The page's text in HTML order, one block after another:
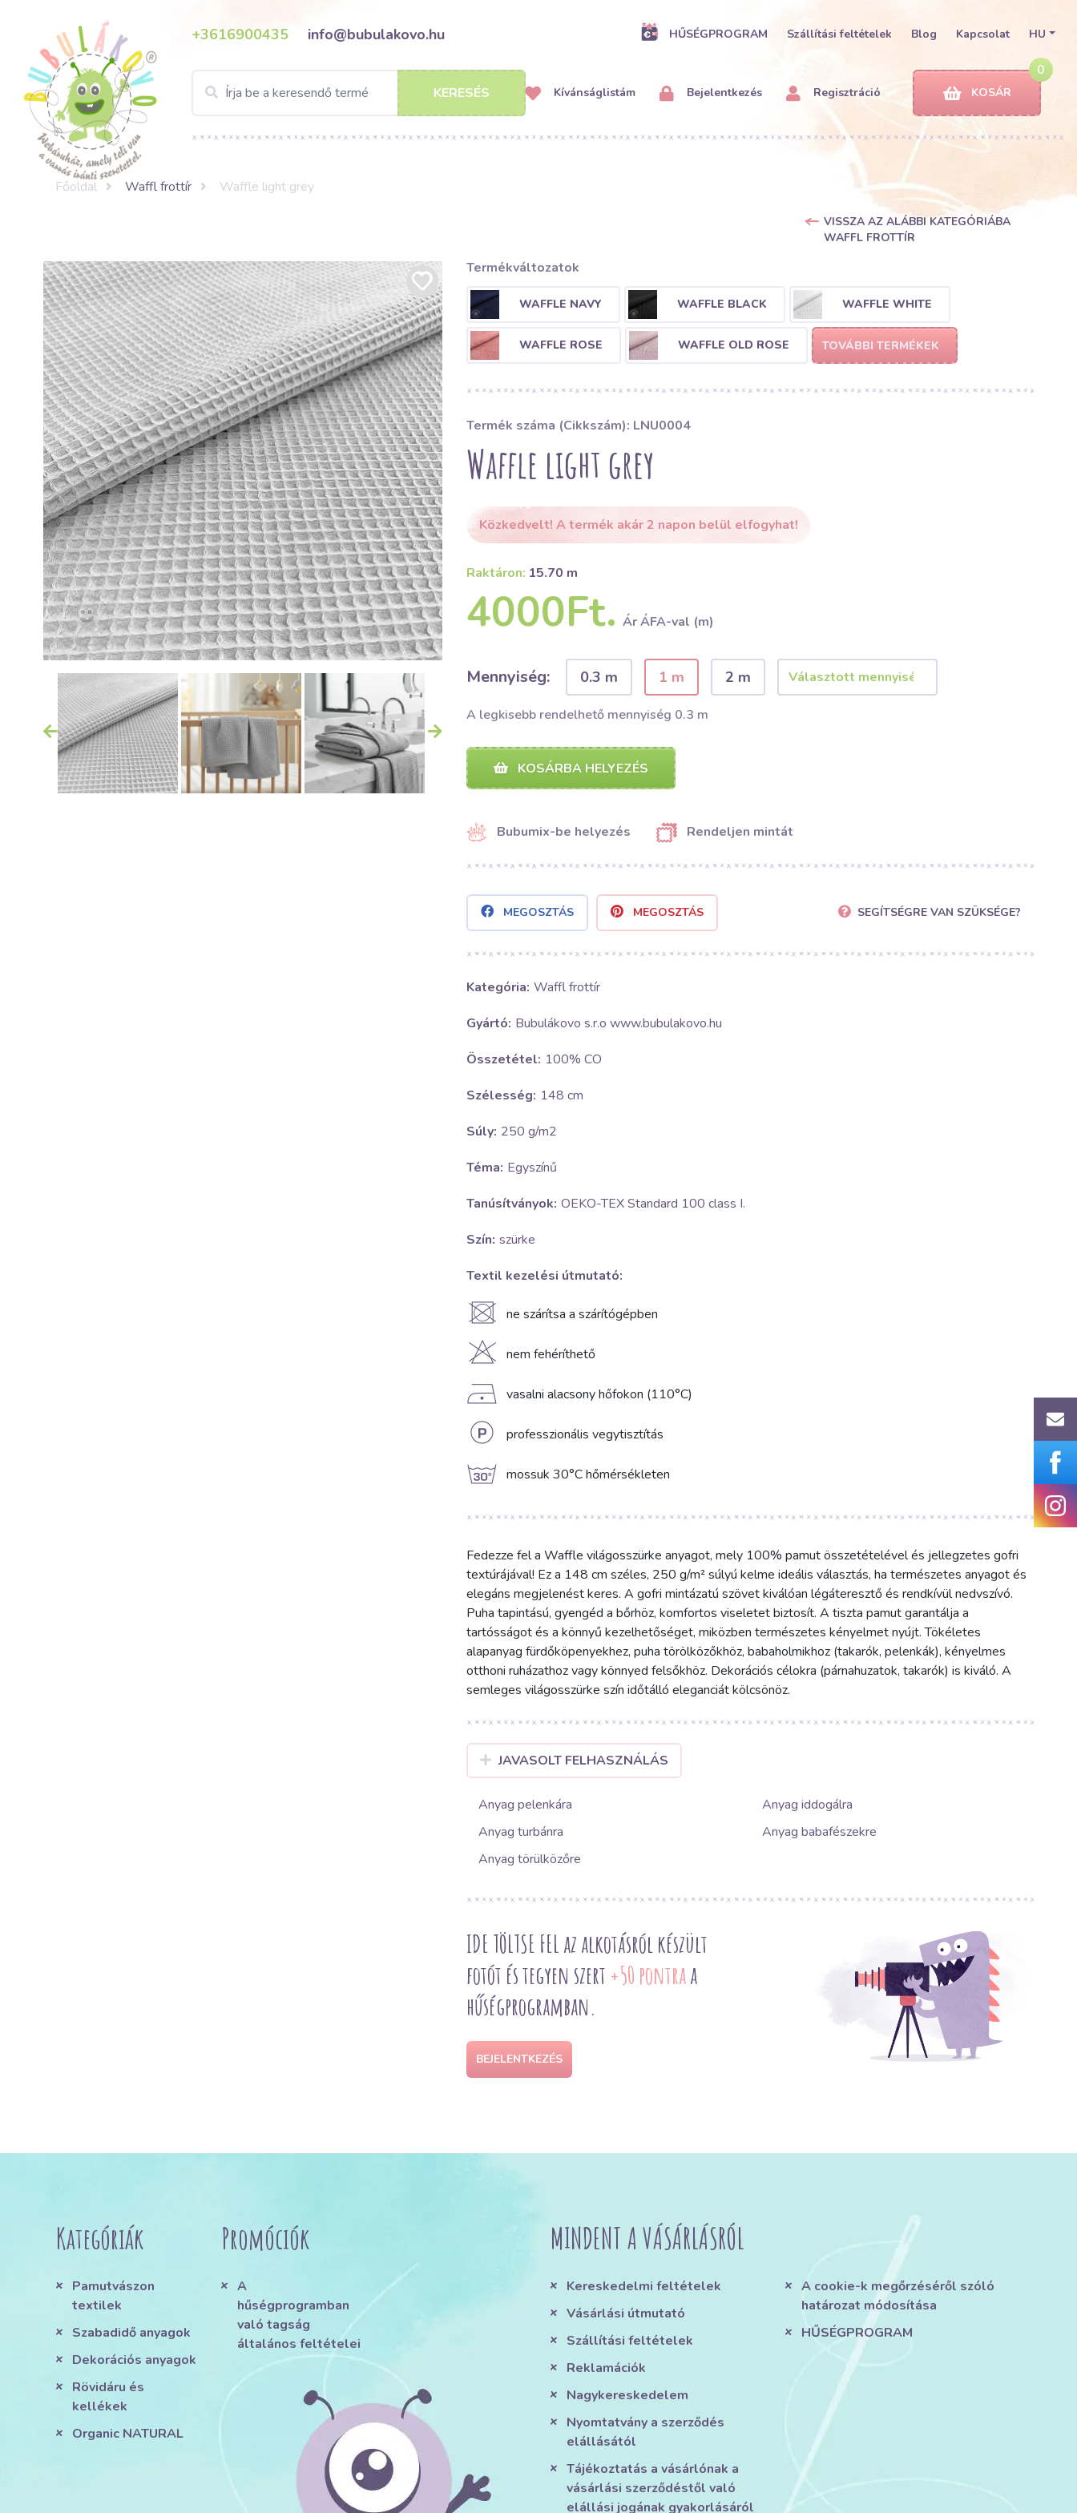
+3616900435 info@bubulakovo.hu HŰSÉGPROGRAM Szállítási feltételek Blog Kapcsolat HU
KERESÉS Kívánságlistám Bejelentkezés Regisztráció
0
KOSÁR
Főoldal Waffl frottír Waffle light grey
VISSZA AZ ALÁBBI KATEGÓRIÁBA
WAFFL FROTTÍR
Termékváltozatok
WAFFLE NAVY WAFFLE BLACK WAFFLE WHITE
WAFFLE ROSE WAFFLE OLD ROSE TOVÁBBI TERMÉKEK
Termék száma (Cikkszám): LNU0004
Waffle light grey
Közkedvelt! A termék akár 2 napon belül elfogyhat!
Raktáron: 15.70 m
4000Ft. Ár ÁFA-val (m)
Mennyiség: 0.3 m 1 m 2 m
A legkisebb rendelhető mennyiség 0.3 m
KOSÁRBA HELYEZÉS
Bubumix-be helyezés Rendeljen mintát
MEGOSZTÁS MEGOSZTÁS SEGÍTSÉGRE VAN SZÜKSÉGE?
Kategória: Waffl frottír
Gyártó: Bubulákovo s.r.o www.bubulakovo.hu
Összetétel: 100% CO
Szélesség: 148 cm
Súly: 250 g/m2
Téma: Egyszínű
Tanúsítványok: OEKO-TEX Standard 100 class I.
Szín: szürke
Textil kezelési útmutató:
U ne szárítsa a szárítógépben
H nem fehéríthető
D vasalni alacsony hőfokon (110°C)
L professzionális vegytisztítás
g mossuk 30°C hőmérsékleten
Fedezze fel a Waffle világosszürke anyagot, mely 100% pamut összetételével és jellegzetes gofri
textúrájával! Ez a 148 cm széles, 250 g/m² súlyú kelme ideális választás, ha természetes anyagot és
elegáns megjelenést keres. A gofri mintázatú szövet kiválóan légáteresztő és rendkívül nedvszívó.
Puha tapintású, gyengéd a bőrhöz, komfortos viseletet biztosít. A tiszta pamut garantálja a
tartósságot és a könnyű kezelhetőséget, miközben természetes kényelmet nyújt. Tökéletes
alapanyag fürdőköpenyekhez, puha törölközőkhöz, babaholmikhoz (takarók, pelenkák), kényelmes
otthoni ruházathoz vagy könnyed felsőkhöz. Dekorációs célokra (párnahuzatok, takarók) is kiváló. A
semleges világosszürke szín időtálló eleganciát kölcsönöz.
JAVASOLT FELHASZNÁLÁS
Anyag pelenkára
Anyag iddogálra
Anyag turbánra
Anyag babafészekre
Anyag törülközőre
IDE TÖLTSE FEL az alkotásról készült
fotót és tegyen szert +50 pontraa
hűségprogramban.
BEJELENTKEZÉS
Kategóriák
Pamutvászon
textilek
Szabadidő anyagok
Dekorációs anyagok
Rövidáru és
kellékek
Organic NATURAL
Promóciók
A
hűségprogramban
való tagság
általános feltételei
MINDENT A VÁSÁRLÁSRÓL
Kereskedelmi feltételek
Vásárlási útmutató
Szállítási feltételek
Reklamációk
Nagykereskedelem
Nyomtatvány a szerződés
elállásától
Tájékoztatás a vásárlónak a
vásárlási szerződéstől való
elállási jogának gyakorlásáról
A cookie-k megőrzéséről szóló
határozat módosítása
HŰSÉGPROGRAM